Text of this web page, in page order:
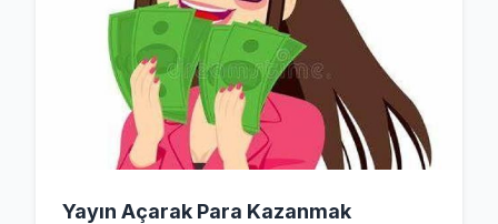
Yayın Açarak Para Kazanmak